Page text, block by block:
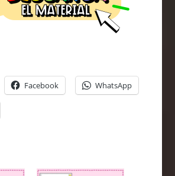
Facebook WhatsApp